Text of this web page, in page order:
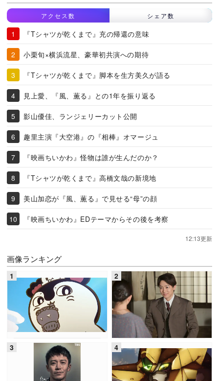
アクセス数 シェア数
『Tシャツが乾くまで』充の帰還の意味
小栗旬×横浜流星、豪華初共演への期待
『Tシャツが乾くまで』脚本を生方美久が語る
見上愛、『風、薫る』との1年を振り返る
影山優佳、ランジェリーカット公開
趣里主演『大空港』の『相棒』オマージュ
『映画ちいかわ』怪物は誰が生んだのか？
『Tシャツが乾くまで』高橋文哉の新境地
美山加恋が『風、薫る』で見せる“母”の顔
『映画ちいかわ』EDテーマからその後を考察
12:13更新
画像ランキング